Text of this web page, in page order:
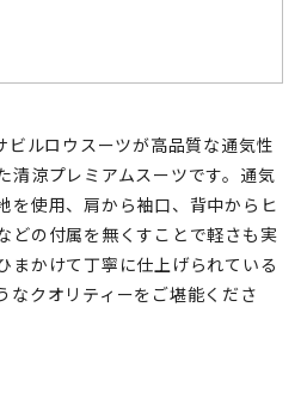
ルロウスーツが高品質な通気性
清涼プレミアムスーツです。通気
を使用、肩から袖口、背中からヒ
どの付属を無くすことで軽さも実
まかけて丁寧に仕上げられている
なクオリティーをご堪能くださ